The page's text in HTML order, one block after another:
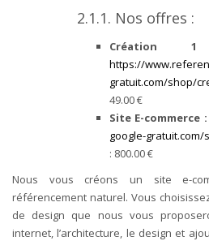
2.1.1. Nos offres :
Création
https://
gratuit.com/shop/
49.00 €
Site E-commerce :
google-
: 800.00 €
Nous vous créons un site e-
référencement naturel. Vous
de design que nous vous
internet, l’architecture, le design et